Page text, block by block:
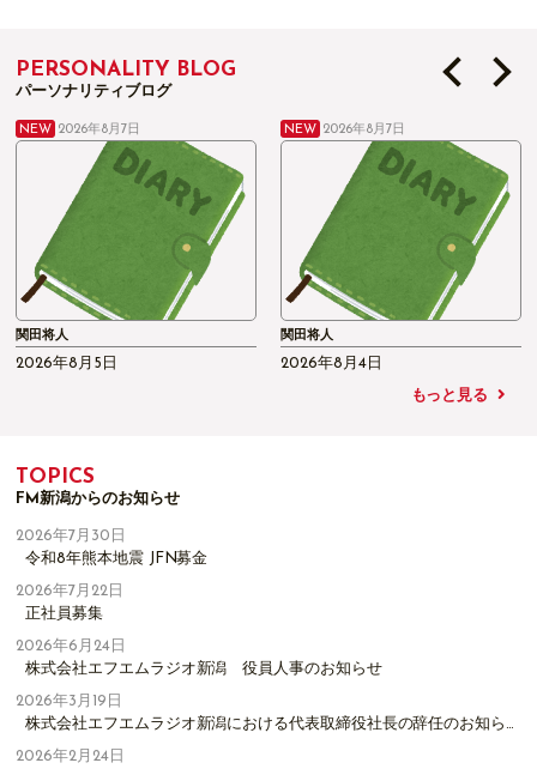
PERSONALITY BLOG
パーソナリティブログ
NEW NEW
もっと見る
TOPICS
FM新潟からのお知らせ
2026年7月30日
令和8年熊本地震 JFN募金
2026年7月22日
正社員募集
2026年6月24日
株式会社エフエムラジオ新潟 役員人事のお知らせ
2026年3月19日
2026年2月24日